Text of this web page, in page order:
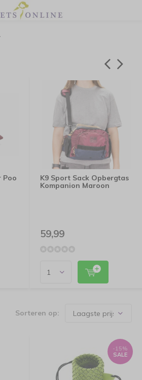
Poo
K9 Sport Sack Opbergtas
Kompanion Maroon
59,99
Sorteren op:
-15%
SALE